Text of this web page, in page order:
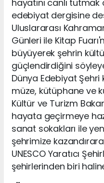
hayatını canlı
edebiyat dergisine
Uluslararası
Günleri ile Kitap
büyüyerek şehrin
güçlendirdiğini
Dünya Edebiyat Şehri
müze, kütüphane ve
Kültür ve Turizm
hayata geçirmeye
sanat sokakları ile
şehrimize
UNESCO Yaratıcı
şehirlerinden biri